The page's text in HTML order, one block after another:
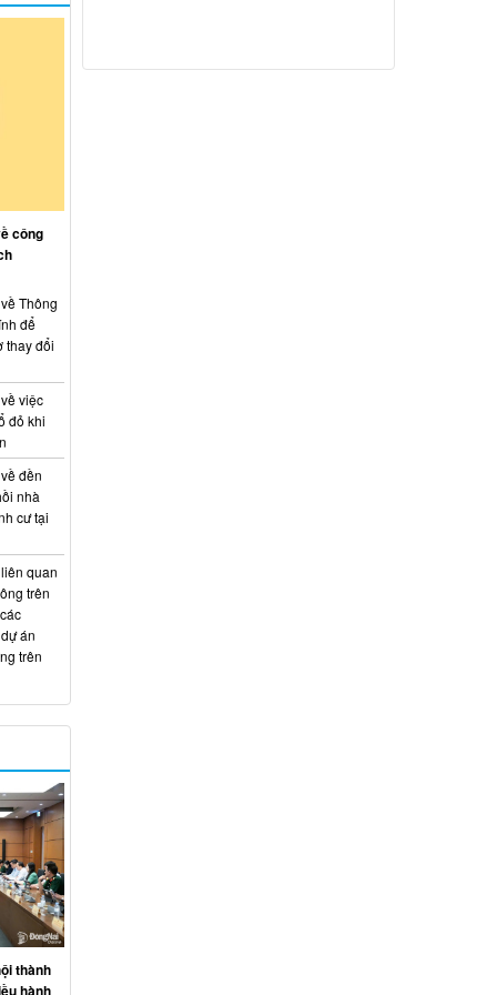
công
Thông
để
thay đổi
việc
đỏ khi
đền
nhà
cư tại
quan
trên
án
trên
thành
hành